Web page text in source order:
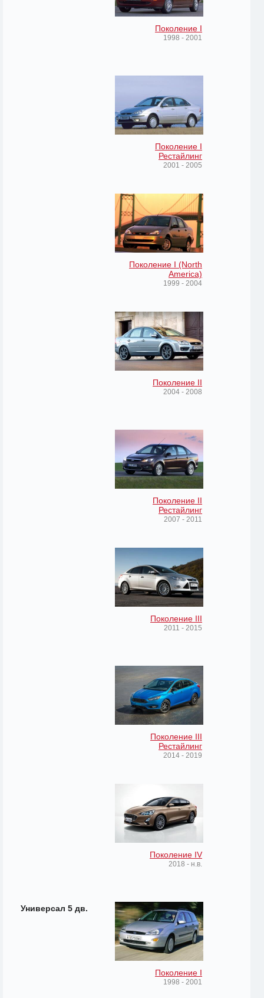
Поколение I
1998 - 2001
Поколение I
Рестайлинг
2001 - 2005
Поколение I (North
America)
1999 - 2004
Поколение II
2004 - 2008
Поколение II
Рестайлинг
2007 - 2011
Поколение III
2011 - 2015
Поколение III
Рестайлинг
2014 - 2019
Поколение IV
2018 - н.в.
Универсал 5 дв.
Поколение I
1998 - 2001